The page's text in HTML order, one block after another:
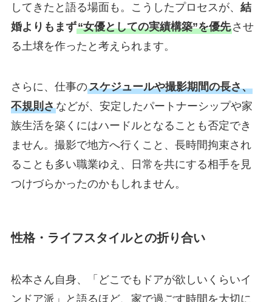
してきたと語る場面も。こうしたプロセスが、 結
婚よりもまず“女優としての実績構築”を優先させ
る土壌を作ったと考えられます。
さらに、仕事のスケジュールや撮影期間の長さ、
不規則さなどが、安定したパートナーシップや家
族生活を築くにはハードルとなることも否定でき
ません。撮影で地方へ行くこと、長時間拘束され
ることも多い職業ゆえ、日常を共にする相手を見
つけづらかったのかもしれません。
性格・ライフスタイルとの折り合い
松本さん自身、「どこでもドアが欲しいくらいイ
ンドア派」と語るほど、家で過ごす時間を大切に